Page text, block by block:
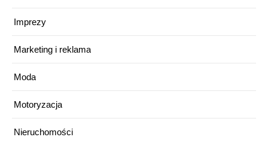
Imprezy
Marketing i reklama
Moda
Motoryzacja
Nieruchomości